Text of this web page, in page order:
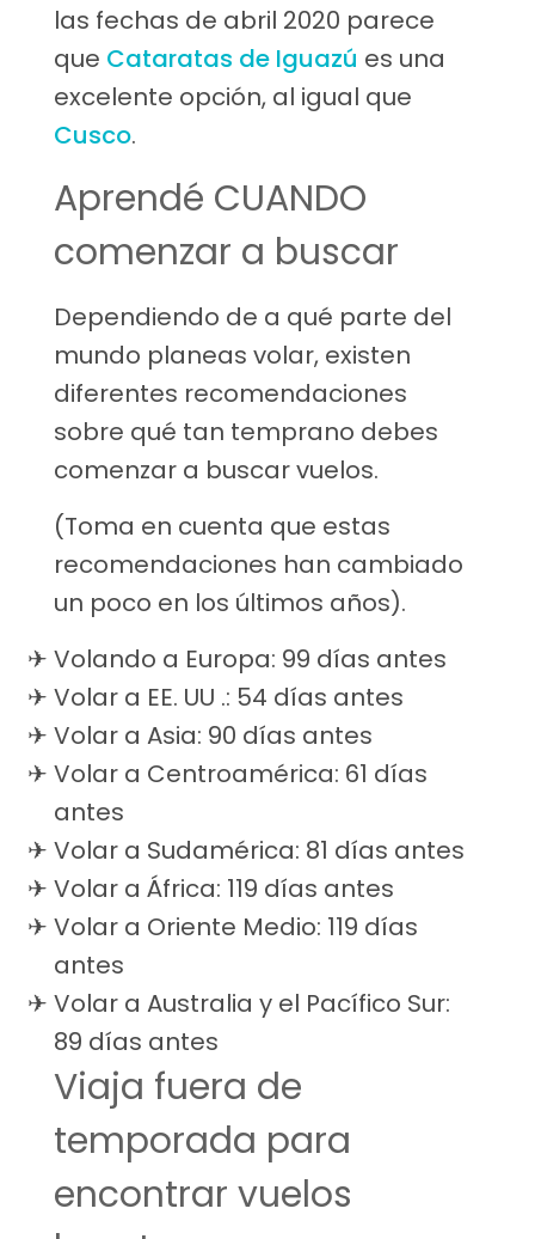
las fechas de abril 2020 parece
que Cataratas de Iguazú es una
excelente opción, al igual que
Cusco.
Aprendé CUANDO
comenzar a buscar
Dependiendo de a qué parte del
mundo planeas volar, existen
diferentes recomendaciones
sobre qué tan temprano debes
comenzar a buscar vuelos.
(Toma en cuenta que estas
recomendaciones han cambiado
un poco en los últimos años).
Volando a Europa: 99 días antes
Volar a EE. UU .: 54 días antes
Volar a Asia: 90 días antes
Volar a Centroamérica: 61 días
antes
Volar a Sudamérica: 81 días antes
Volar a África: 119 días antes
Volar a Oriente Medio: 119 días
antes
Volar a Australia y el Pacífico Sur:
89 días antes
Viaja fuera de
temporada para
encontrar vuelos